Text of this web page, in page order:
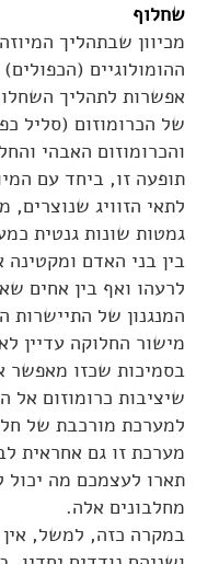
שחלוף
מכיוון שבתהליך
ההומולוגיים
אפשרות לתהליך
והכרומוזום האבהי
תופעה זו, ביחד עם
לתאי הזוויג
גמטות שונות גנטית
בין בני האדם ומקטינה
לרעהו ואף בין אחים
המנגנון של התיישרות
מישור החלוקה עדיין
בסמיכות שכזו מאפשר
שיציבות כרומוזום אל
למערכת מורכבת של
מערכת זו גם אחראית
תארו לעצמכם מה
מחלבונים אלה.
במקרה כזה, למשל, אין